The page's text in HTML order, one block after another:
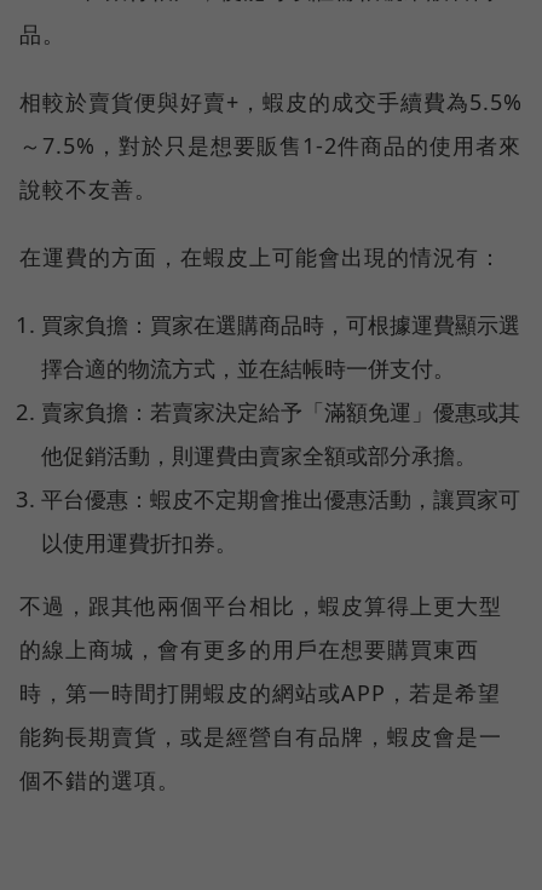
品。
相較於賣貨便與好賣+，蝦皮的成交手續費為5.5%
～7.5%，對於只是想要販售1-2件商品的使用者來
說較不友善。
在運費的方面，在蝦皮上可能會出現的情況有：
買家負擔：買家在選購商品時，可根據運費顯示選
擇合適的物流方式，並在結帳時一併支付。
賣家負擔：若賣家決定給予「滿額免運」優惠或其
他促銷活動，則運費由賣家全額或部分承擔。
平台優惠：蝦皮不定期會推出優惠活動，讓買家可
以使用運費折扣券。
不過，跟其他兩個平台相比，蝦皮算得上更大型
的線上商城，會有更多的用戶在想要購買東西
時，第一時間打開蝦皮的網站或APP，若是希望
能夠長期賣貨，或是經營自有品牌，蝦皮會是一
個不錯的選項。